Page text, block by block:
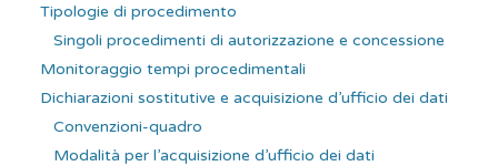
Tipologie di procedimento
Singoli procedimenti di autorizzazione e concessione
Monitoraggio tempi procedimentali
Dichiarazioni sostitutive e acquisizione d’ufficio dei dati
Convenzioni-quadro
Modalità per l’acquisizione d’ufficio dei dati